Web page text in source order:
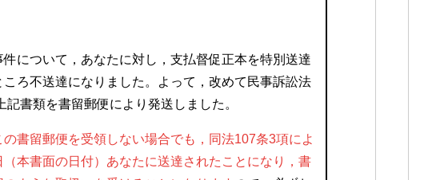
件について，あなたに対し，支払督促正本を特別送達
ろ不送達になりました。よって，改めて民事訴訟法
書類を書留郵便により発送しました。
の書留郵便を受領しない場合でも，同法107条3項によ
（本書面の日付）あなたに送達されたことになり，書